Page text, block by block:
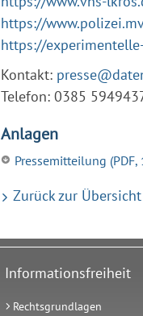
https://
https://
Kontakt:
Telefon: 0385
Anlagen
Pressemitteilung (PDF,
Zurück zur Übersicht
Informationsfreiheit
Rechtsgrundlagen